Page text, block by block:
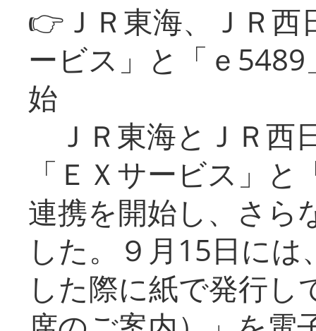
👉ＪＲ東海、ＪＲ
ービス」と「ｅ
始
ＪＲ東海とＪＲ西
「ＥＸサービス」
連携を開始し、さら
した。９月15日に
した際に紙で発行し